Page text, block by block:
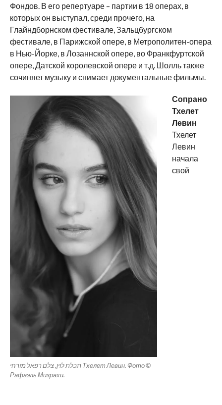
Фондов. В его репертуаре – партии в 18 операх, в
которых он выступал, среди прочего, на
Глайндборнском фестивале, Зальцбургском
фестивале, в Парижской опере, в Метрополитен-опера
в Нью-Йорке, в Лозаннской опере, во Франкфуртской
опере, Датской королевской опере и т.д. Шолль также
сочиняет музыку и снимает документальные фильмы.
תכלת לוין, צלם רפאל מזרחי Тхелет Левин. Фото ©
Рафаэль Мизрахи.
Сопрано
Тхелет
Левин
Тхелет
Левин
начала
свой